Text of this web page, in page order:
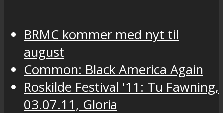
BRMC kommer med nyt til
august
Common: Black America Again
Roskilde Festival '11: Tu Fawning,
03.07.11, Gloria